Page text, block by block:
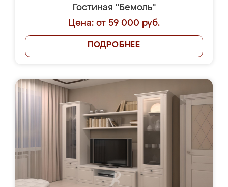
Гостиная "Бемоль"
Цена: от 59 000 руб.
ПОДРОБНЕЕ